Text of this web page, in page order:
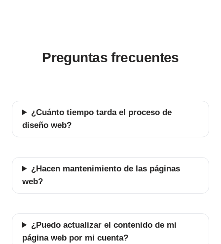
Preguntas frecuentes
¿Cuánto tiempo tarda el proceso de
diseño web?
¿Hacen mantenimiento de las páginas
web?
¿Puedo actualizar el contenido de mi
página web por mi cuenta?